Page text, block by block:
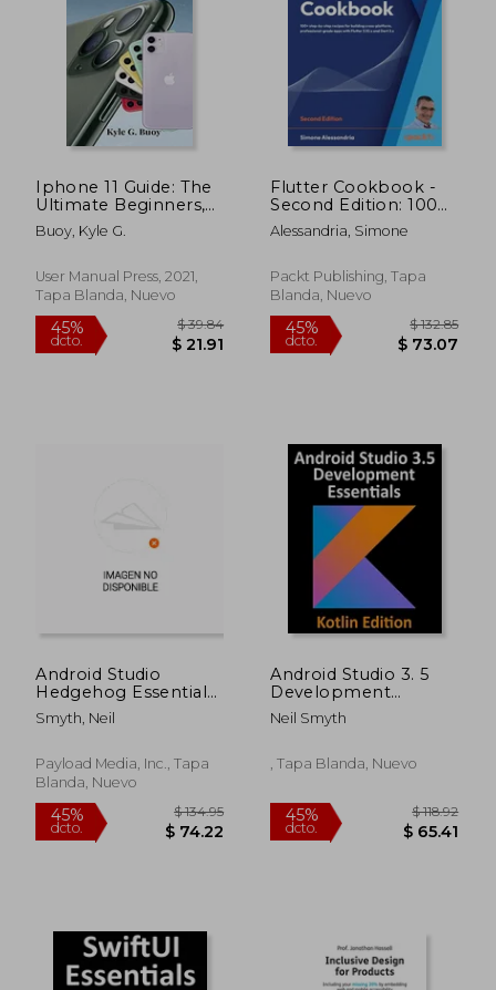
40% $ 355.86 45%
Iphone 11 Guide: The
Ultimate Beginners,
Dummies and
Seniors'S Tips and
to use Your Phone
Optimally (en Inglés)
Buoy, Kyle G.
User Manual Press, 2021,
Tapa Blanda, Nuevo
45%
dcto.
$ 39.84
Flutter Cookbook -
Second Edition: 100+
real-world recipes to
build cross-platform
Flutter 3.x powered
by Dart 3 (alpha) (en
Alessandria, Simone
Packt Publishing, Tapa
Blanda, Nuevo
45%
dcto.
Android Studio
Hedgehog Essentials
- Java Edition:
Developing Android
Studio 2023.1.1 and
Java (en Inglés)
Smyth, Neil
Payload Media, Inc., Tapa
Blanda, Nuevo
Android Studio 3. 5
Development
Essentials - Kotlin
Edition: Developing
Using Android Studio
Neil Smyth
, Tapa Blanda, Nuevo